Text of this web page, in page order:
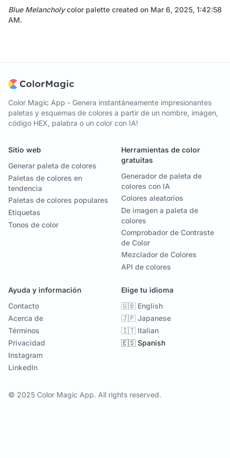
Blue Melancholycolor palette created on Mar 6, 2025, 1:42:58
AM.
Color Magic App - Genera instantáneamente impresionantes
paletas y esquemas de colores a partir de un nombre, imagen,
código HEX, palabra o un color con IA!
Sitio web
Generar paleta de colores
Paletas de colores en
tendencia
Paletas de colores populares
Etiquetas
Tonos de color
Herramientas de color
gratuitas
Generador de paleta de
colores con IA
Colores aleatorios
De imagen a paleta de
colores
Comprobador de Contraste
de Color
Mezclador de Colores
API de colores
Ayuda y información
Contacto
Acerca de
Términos
Privacidad
Instagram
LinkedIn
Elige tu idioma
🇬🇧 English
🇯🇵 Japanese
🇮🇹 Italian
🇪🇸 Spanish
© 2025 Color Magic App. All rights reserved.